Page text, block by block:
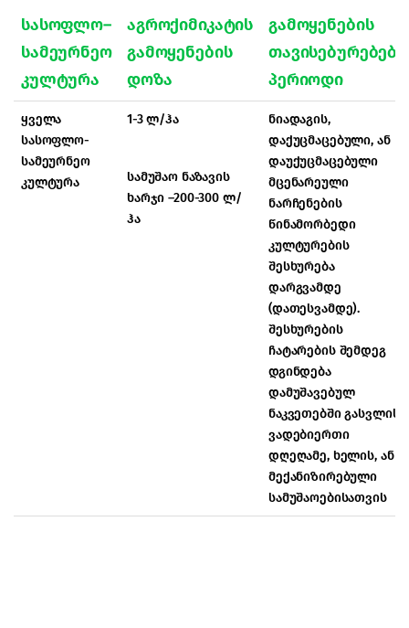
სასოფლო–
სამეურნეო
კულტურა
აგროქიმიკატის
გამოყენების
დოზა
გამოყენების
თავისებურებები
პერიოდი
ყველა
სასოფლო-
სამეურნეო
კულტურა
1-3 ლ/ჰა
სამუშაო ნაზავის
ხარჯი –200-300 ლ/
ჰა
ნიადაგის,
დაქუცმაცებული, ან
დაუქუცმაცებული
მცენარეული
ნარჩენების
წინამორბედი
კულტურების
შესხურება
დარგვამდე
(დათესვამდე).
შესხურების
ჩატარების შემდეგ
დგინდება
დამუშავებულ
ნაკვეთებში გასვლის
ვადებიერთი
დღეღამე, ხელის, ან
მექანიზირებული
სამუშაოებისათვის